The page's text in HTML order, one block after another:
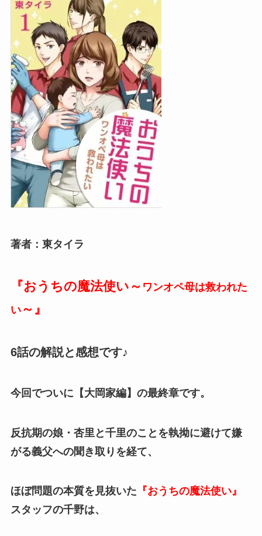
著者：東タイラ
『おうちの魔法使い～ ワンオペ母は救われた
い～ 』
6話の解説と感想です♪
今回でついに【大岡家編】の最終章です。
反抗期の娘・杏里と千里のことを執拗に避けて嫌
がる義父への聞き取りを経て、
ほぼ問題の本質を見抜いた 『おうちの魔法使い』
スタッフの千野は、